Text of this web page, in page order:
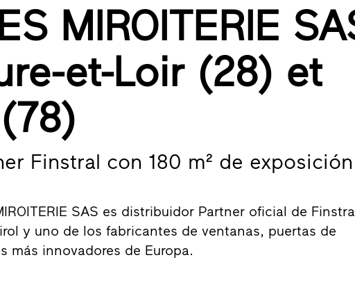
MIROITERIE
et-Loir (28) et
Finstral con 180 m² de
SAS es distribuidor Partner oficial de
y uno de los fabricantes de ventanas, puertas de
más innovadores de Europa.